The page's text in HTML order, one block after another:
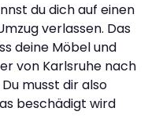
du dich auf einen
verlassen. Das
deine Möbel und
von Karlsruhe nach
musst dir also
beschädigt wird